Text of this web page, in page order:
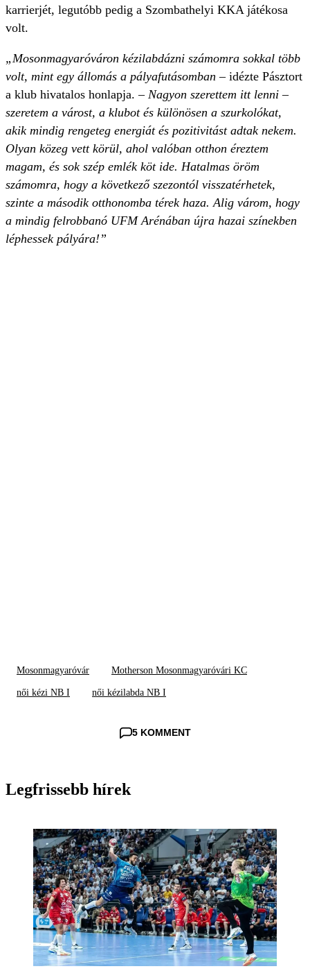
karrierjét, legutóbb pedig a Szombathelyi KKA játékosa
volt.
„Mosonmagyaróváron kézilabdázni számomra sokkal több
volt, mint egy állomás a pályafutásomban – idézte Pásztort
a klub hivatalos honlapja. – Nagyon szerettem itt lenni –
szeretem a várost, a klubot és különösen a szurkolókat,
akik mindig rengeteg energiát és pozitivitást adtak nekem.
Olyan közeg vett körül, ahol valóban otthon éreztem
magam, és sok szép emlék köt ide. Hatalmas öröm
számomra, hogy a következő szezontól visszatérhetek,
szinte a második otthonomba térek haza. Alig várom, hogy
a mindig felrobbanó UFM Arénában újra hazai színekben
léphessek pályára!”
Mosonmagyaróvár Motherson Mosonmagyaróvári KC
női kézi NB I női kézilabda NB I
5 KOMMENT
Legfrissebb hírek